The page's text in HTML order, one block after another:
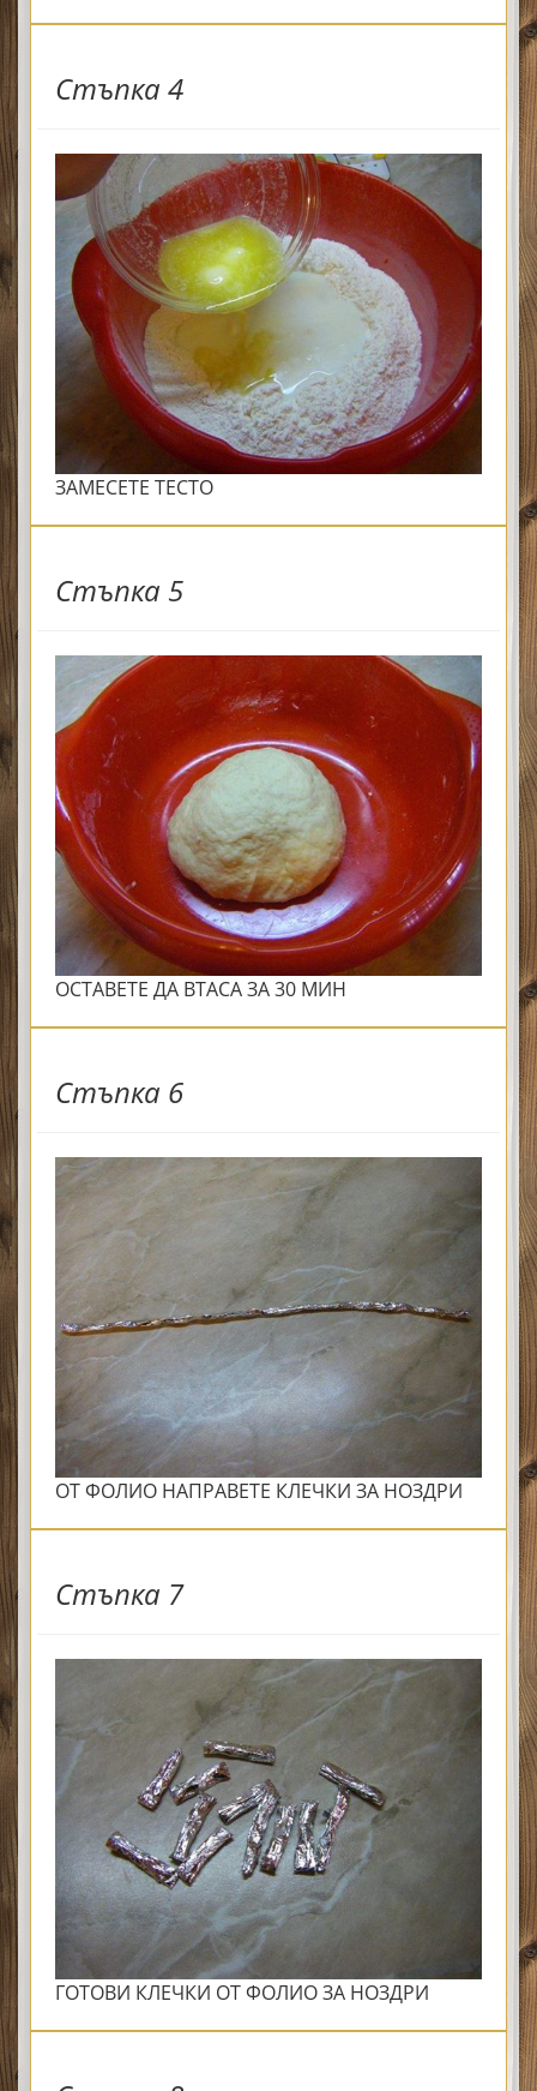
Стъпка 4
ЗАМЕСЕТЕ ТЕСТО
Стъпка 5
ОСТАВЕТЕ ДА ВТАСА ЗА 30 МИН
Стъпка 6
ОТ ФОЛИО НАПРАВЕТЕ КЛЕЧКИ ЗА НОЗДРИ
Стъпка 7
ГОТОВИ КЛЕЧКИ ОТ ФОЛИО ЗА НОЗДРИ